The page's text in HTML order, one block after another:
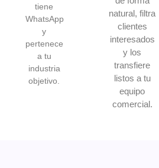
tiene
WhatsApp
y
pertenece
a tu
industria
objetivo.
natural, filtra
clientes
interesados
y los
transfiere
listos a tu
equipo
comercial.